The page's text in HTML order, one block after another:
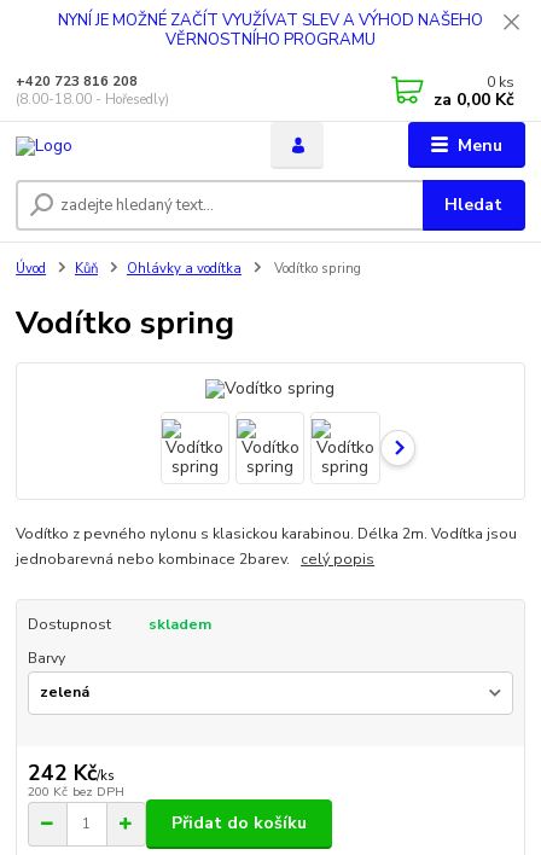
NYNÍ JE MOŽNÉ ZAČÍT VYUŽÍVAT SLEV A VÝHOD NAŠEHO
VĚRNOSTNÍHO PROGRAMU
Menu
Hledat
+420 723 816 208
(8.00-18.00 - Hořesedly)
0 ks
za 0,00 Kč
Úvod Kůň Ohlávky a vodítka Vodítko spring
Vodítko spring
Vodítko z pevného nylonu s klasickou karabinou. Délka 2m. Vodítka jsou
jednobarevná nebo kombinace 2barev. celý popis
Dostupnost
skladem
Barvy
242 Kč/ks
200 Kč bez DPH
Přidat do košíku